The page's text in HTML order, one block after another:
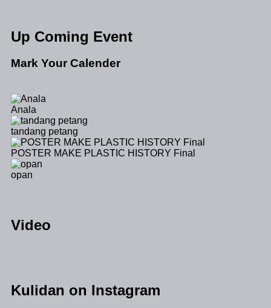
Up Coming Event
Mark Your Calender
Anala
tandang petang
POSTER MAKE PLASTIC HISTORY Final
opan
Video
Kulidan on Instagram